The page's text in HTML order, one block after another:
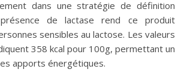
dans une stratégie de définition
de lactase rend ce produit
sensibles au lactose. Les valeurs
358 kcal pour 100g, permettant un
apports énergétiques.